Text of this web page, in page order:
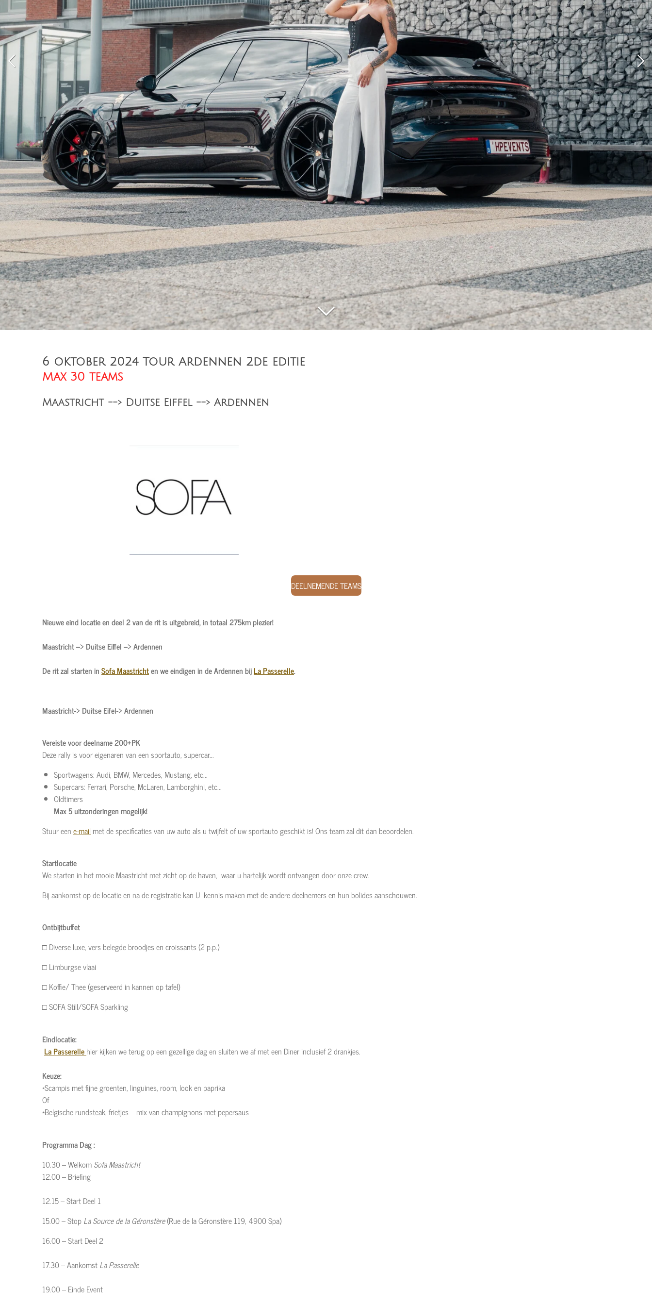
6 oktober 2024 Tour Ardennen 2de editie
Max 30 teams
Maastricht --> Duitse Eiffel --> Ardennen
DEELNEMENDE TEAMS
Nieuwe eind locatie en deel 2 van de rit is uitgebreid, in totaal 275km plezier!
Maastricht --> Duitse Eiffel --> Ardennen
De rit zal starten inSofa Maastrichten we eindigen in de Ardennen bijLa Passerelle.
Maastricht-> Duitse Eifel-> Ardennen
Vereiste voor deelname 200+PK
Deze rally is voor eigenaren van een sportauto, supercar...
Sportwagens: Audi, BMW, Mercedes, Mustang, etc...
Supercars: Ferrari, Porsche, McLaren, Lamborghini, etc...
Oldtimers
Max 5 uitzonderingen mogelijk!
Stuur eene-mail met de specificaties van uw auto als u twijfelt of uw sportauto geschikt is! Ons team zal dit dan beoordelen.
Startlocatie
We starten in het mooie Maastricht met zicht op de haven, waar u hartelijk wordt ontvangen door onze crew.
Bij aankomst op de locatie en na de registratie kan U kennis maken met de andere deelnemers en hun bolides aanschouwen.
Ontbijtbuffet
□ Diverse luxe, vers belegde broodjes en croissants (2 p.p.)
□ Limburgse vlaai
□ Koffie/ Thee (geserveerd in kannen op tafel)
□ SOFA Still/SOFA Sparkling
Eindlocatie:
La Passerellehier kijken we terug op een gezellige dag en sluiten we af met een Diner inclusief 2 drankjes.
Keuze:
*Scampis met fijne groenten, linguines, room, look en paprika
Of
*Belgische rundsteak, frietjes – mix van champignons met pepersaus
Programma Dag :
10.30 – WelkomSofa Maastricht
12.00 – Briefing
12.15 – Start Deel 1
15.00 – StopLa Source de la Géronstère(Rue de la Géronstère 119, 4900 Spa)
16.00 – Start Deel 2
17.30 – AankomstLa Passerelle
19.00 – Einde Event